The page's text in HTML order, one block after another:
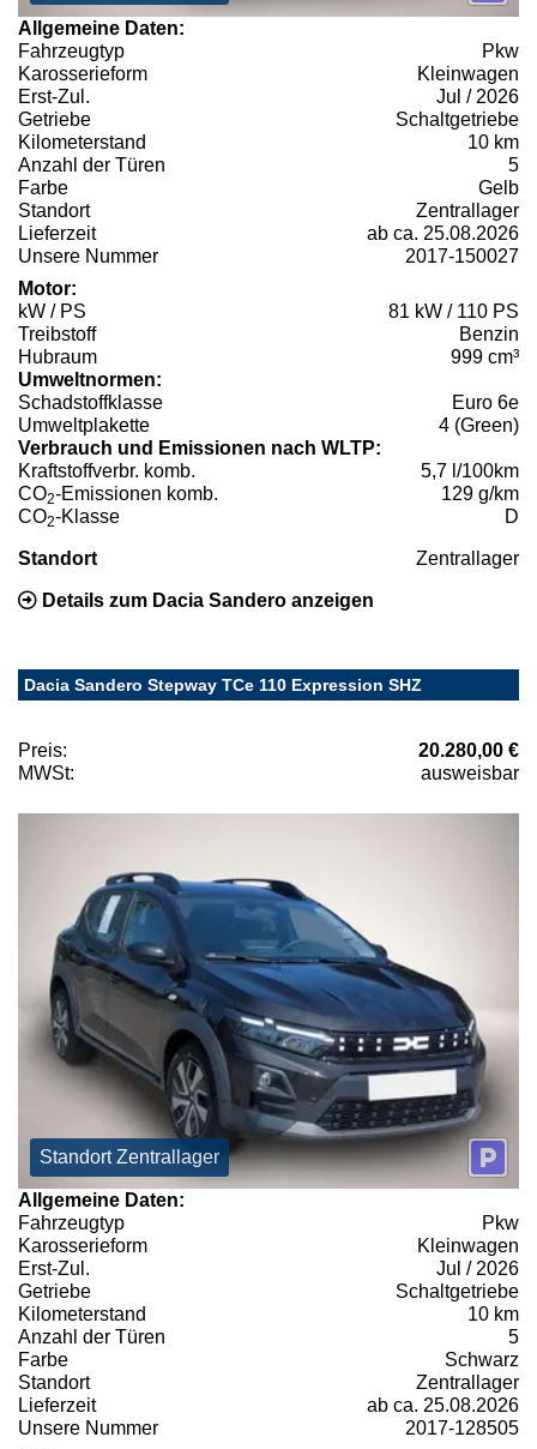
Allgemeine Daten:
Fahrzeugtyp
Pkw
Karosserieform
Kleinwagen
Erst-Zul.
Jul / 2026
Getriebe
Schaltgetriebe
Kilometerstand
10 km
Anzahl der Türen
5
Farbe
Gelb
Standort
Zentrallager
Lieferzeit
ab ca. 25.08.2026
Unsere Nummer
2017-150027
Motor:
kW / PS
81 kW / 110 PS
Treibstoff
Benzin
Hubraum
999 cm³
Umweltnormen:
Schadstoffklasse
Euro 6e
Umweltplakette
4 (Green)
Verbrauch und Emissionen nach WLTP:
Kraftstoffverbr. komb.
5,7 l/100km
CO2-Emissionen komb.
129 g/km
CO2-Klasse D
Standort Zentrallager
Details zum Dacia Sandero anzeigen
Dacia Sandero Stepway TCe 110 Expression SHZ
Preis:
20.280,00 €
MWSt:
ausweisbar
Standort Zentrallager
Allgemeine Daten:
Fahrzeugtyp
Pkw
Karosserieform
Kleinwagen
Erst-Zul.
Jul / 2026
Getriebe
Schaltgetriebe
Kilometerstand
10 km
Anzahl der Türen
5
Farbe
Schwarz
Standort
Zentrallager
Lieferzeit
ab ca. 25.08.2026
Unsere Nummer
2017-128505